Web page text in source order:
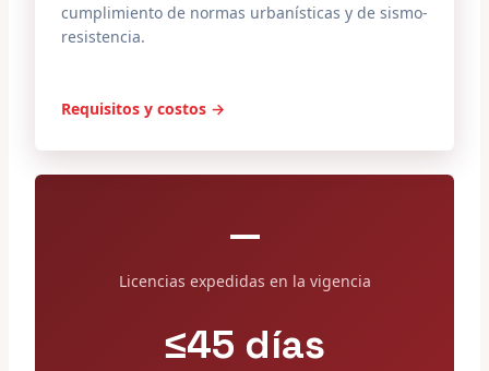
cumplimiento de normas urbanísticas y de sismo-
resistencia.
Requisitos y costos →
—
Licencias expedidas en la vigencia
≤45 días